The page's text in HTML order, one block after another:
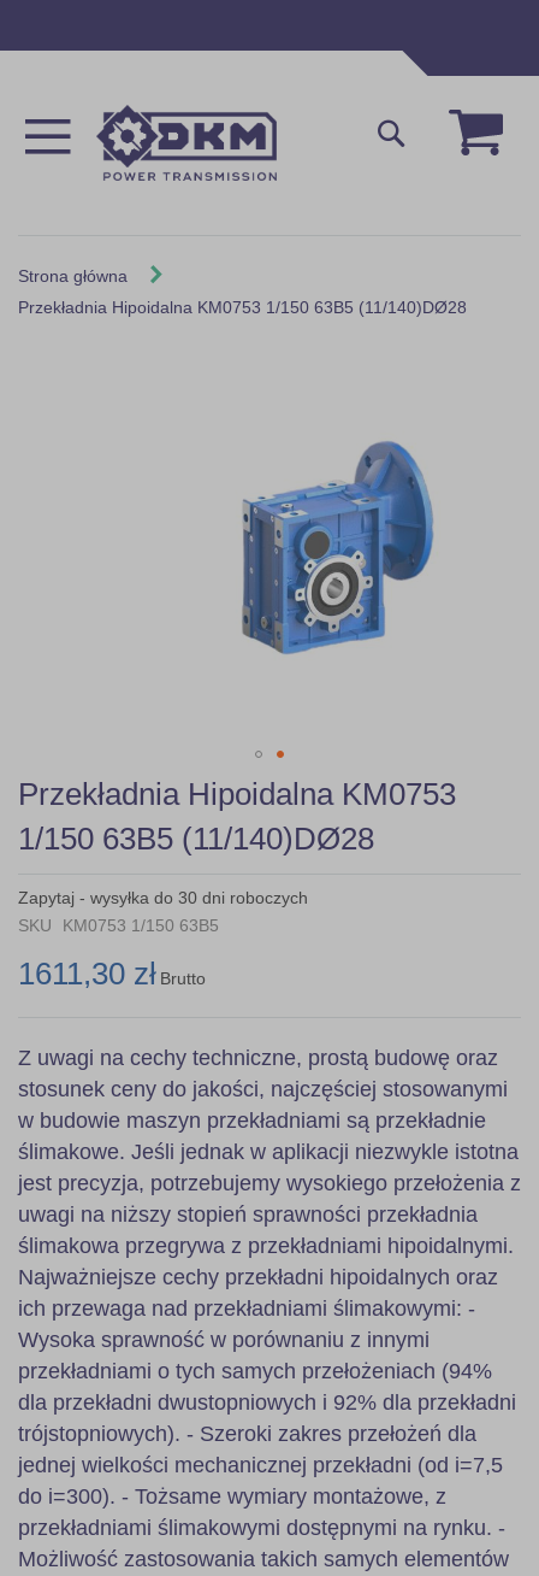
Mój
Szukaj
Strona główna
Przekładnia Hipoidalna KM0753 1/150 63B5 (11/140)DØ28
Skip
to
the
beginning
the
images
Przekładnia Hipoidalna KM0753
1/150 63B5 (11/140)DØ28
Zapytaj - wysyłka do 30 dni roboczych
SKU
KM0753 1/150 63B5
1611,30 zł Brutto
Z uwagi na cechy techniczne, prostą budowę oraz
stosunek ceny do jakości, najczęściej stosowanymi
w budowie maszyn przekładniami są przekładnie
ślimakowe. Jeśli jednak w aplikacji niezwykle istotna
jest precyzja, potrzebujemy wysokiego przełożenia z
uwagi na niższy stopień sprawności przekładnia
ślimakowa przegrywa z przekładniami hipoidalnymi.
Najważniejsze cechy przekładni hipoidalnych oraz
ich przewaga nad przekładniami ślimakowymi: -
Wysoka sprawność w porównaniu z innymi
przekładniami o tych samych przełożeniach (94%
dla przekładni dwustopniowych i 92% dla przekładni
trójstopniowych). - Szeroki zakres przełożeń dla
jednej wielkości mechanicznej przekładni (od i=7,5
do i=300). - Tożsame wymiary montażowe, z
przekładniami ślimakowymi dostępnymi na rynku. -
Możliwość zastosowania takich samych elementów